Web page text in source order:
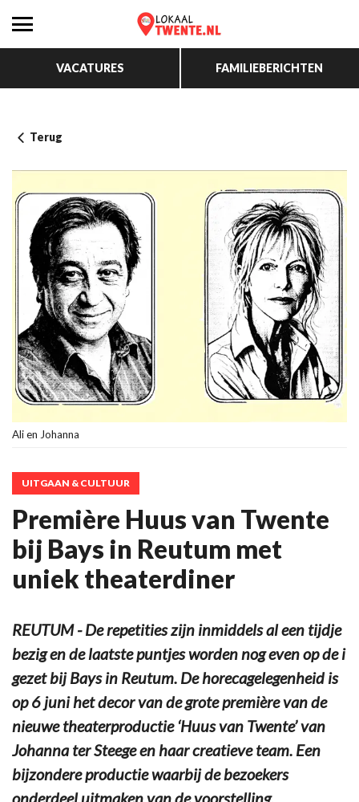
VACATURES FAMILIEBERICHTEN
Terug
Ali en Johanna
UITGAAN & CULTUUR
Première Huus van Twente
bij Bays in Reutum met
uniek theaterdiner
REUTUM - De repetities zijn inmiddels al een tijdje
bezig en de laatste puntjes worden nog even op de i
gezet bij Bays in Reutum. De horecagelegenheid is
op 6 juni het decor van de grote première van de
nieuwe theaterproductie ‘Huus van Twente’ van
Johanna ter Steege en haar creatieve team. Een
bijzondere productie waarbij de bezoekers
onderdeel uitmaken van de voorstelling.